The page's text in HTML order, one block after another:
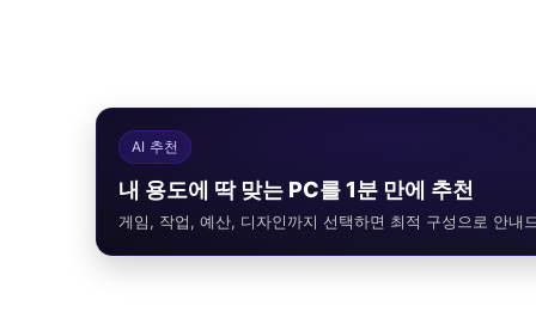
AI 추천
내 용도에 딱 맞는 PC를 1분 만에 추천
게임, 작업, 예산, 디자인까지 선택하면 최적 구성으로 안내